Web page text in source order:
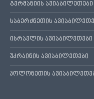
გერმანიის ავიაბილეთები
საბერძნეთის
ისრაელის ავიაბილეთები
უკრაინის ავიაბილეთები
პოლონეთის